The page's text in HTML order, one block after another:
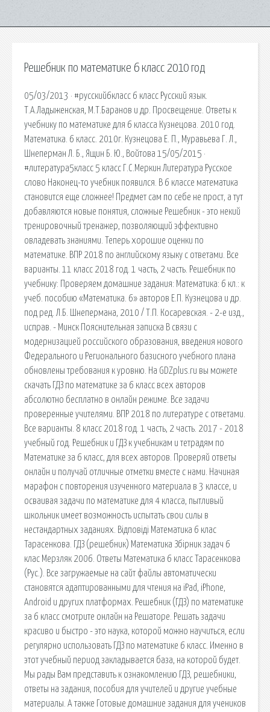
Решебник по математике 6 класс 2010 год
05/03/2013 · #русский6класс 6 класс Русский язык.
Т.А.Ладыженская, М.Т.Баранов и др. Просвещение. Ответы к
учебнику по математике для 6 класса Кузнецова. 2010 год.
Математика. 6 класс. 2010г. Кузнецова Е. П., Муравьева Г. Л.,
Шнеперман Л. Б., Ящин Б. Ю., Войтова 15/05/2015 ·
#литература5класс 5 класс Г.С.Меркин Литература Русское
слово Наконец-то учебник появился. В 6 классе математика
становится еще сложнее! Предмет сам по себе не прост, а тут
добавляются новые понятия, сложные Решебник - это некий
тренировочный тренажер, позволяющий эффективно
овладевать знаниями. Теперь хорошие оценки по
математике. ВПР 2018 по английскому языку с ответами. Все
варианты. 11 класс 2018 год. 1 часть, 2 часть. Решебник по
учебнику: Проверяем домашние задания: Математика: 6 кл.: к
учеб. пособию «Математика. 6» авторов Е.П. Кузнецова и др.
под ред. Л.Б. Шнепермана, 2010 / Т.П. Косаревская. - 2-е изд.,
исправ. - Минск Пояснительная записка В связи с
модернизацией российского образования, введения нового
Федерального и Регионального базисного учебного плана
обновлены требования к уровню. На GDZplus.ru вы можете
скачать ГДЗ по математике за 6 класс всех авторов
абсолютно бесплатно в онлайн режиме. Все задачи
проверенные учителями. ВПР 2018 по литературе с ответами.
Все варианты. 8 класс 2018 год. 1 часть, 2 часть. 2017 - 2018
учебный год. Решебник и ГДЗ к учебникам и тетрадям по
Математике за 6 класс, для всех авторов. Проверяй ответы
онлайн и получай отличные отметки вместе с нами. Начиная
марафон с повторения изученного материала в 3 классе, и
осваивая задачи по математике для 4 класса, пытливый
школьник имеет возможность испытать свои силы в
нестандартных заданиях. Відповіді Математика 6 клас
Тарасенкова. ГДЗ (решебник) Математика Збірник задач 6
клас Мерзляк 2006. Ответы Математика 6 класс Тарасенкова
(Рус.). Все загружаемые на сайт файлы автоматически
становятся адаптированными для чтения на iPad, iPhone,
Android и других платформах. Решебник (ГДЗ) по математике
за 6 класс смотрите онлайн на Решаторе. Решать задачи
красиво и быстро - это наука, которой можно научиться, если
регулярно использовать ГДЗ по математике 6 класс. Именно в
этот учебный период закладывается база, на которой будет.
Мы рады Вам представить к ознакомлению ГДЗ, решебники,
ответы на задания, пособия для учителей и другие учебные
материалы. А также Готовые домашние задания для учеников